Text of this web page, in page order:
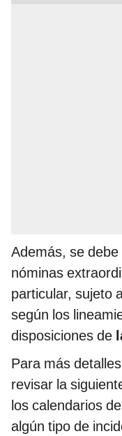
Además, se
nóminas
particular, sujeto
según los
disposiciones de
Para más
revisar la
los calendarios
algún tipo de